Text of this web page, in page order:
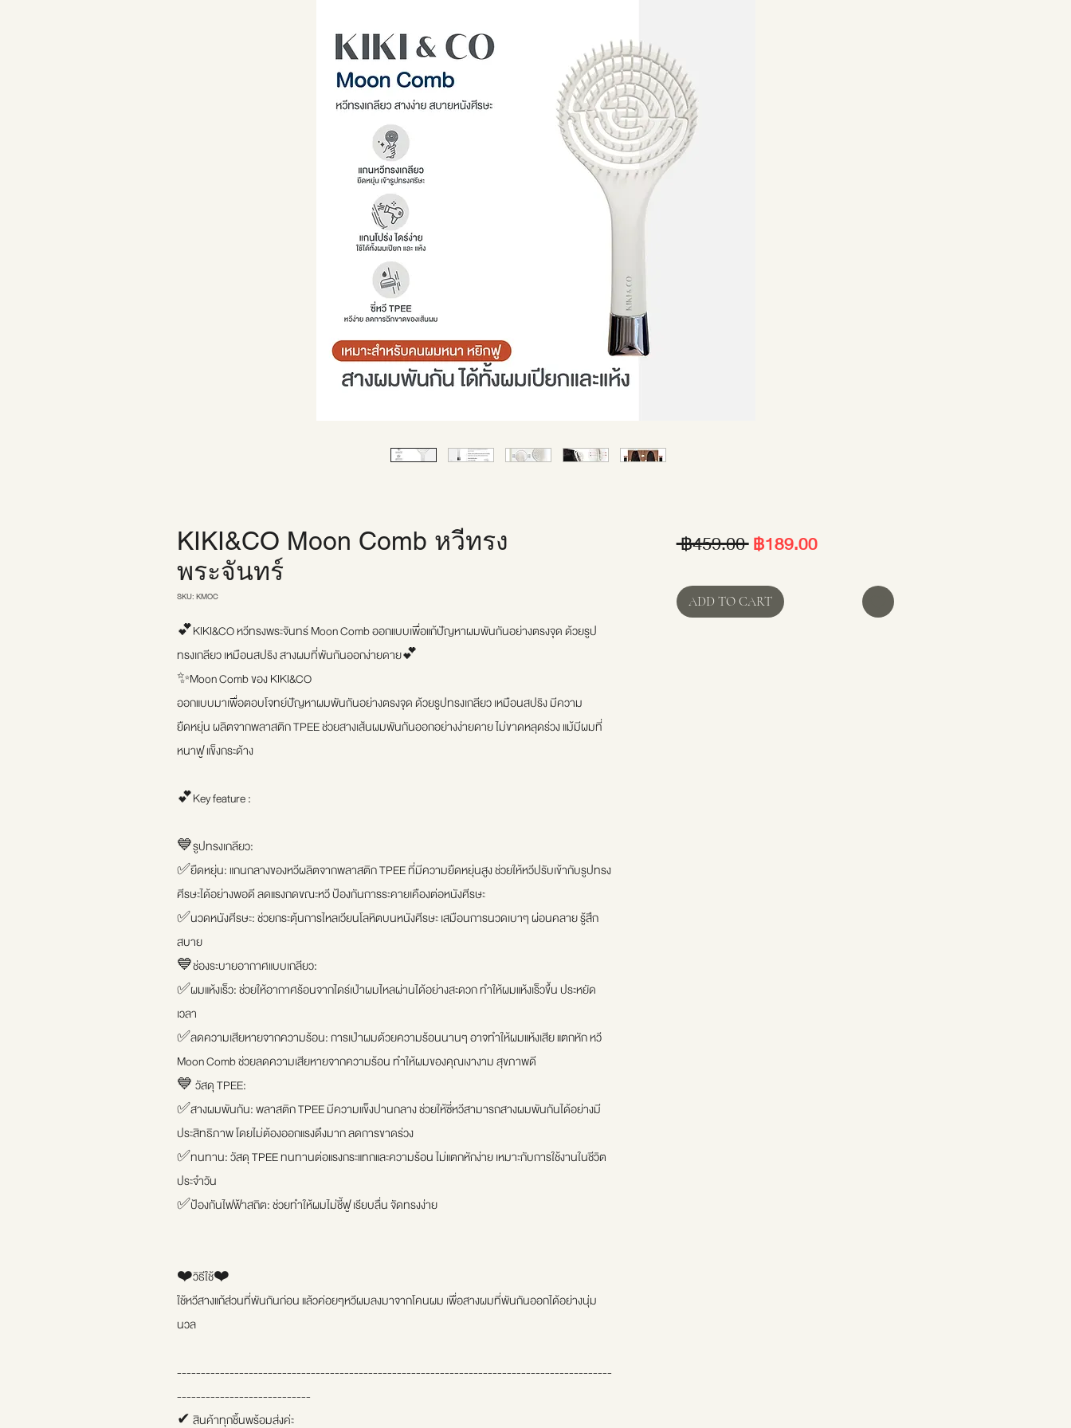
KIKI&CO Moon Comb หวีทรง
พระจันทร์
SKU: KMOC
💕KIKI&CO หวีทรงพระจันทร์ Moon Comb ออกแบบเพื่อแก้ปัญหาผมพันกันอย่างตรงจุด ด้วยรูป
ทรงเกลียว เหมือนสปริง สางผมที่พันกันออกง่ายดาย💕
✨Moon Comb ของ KIKI&CO
ออกแบบมาเพื่อตอบโจทย์ปัญหาผมพันกันอย่างตรงจุด ด้วยรูปทรงเกลียว เหมือนสปริง มีความ
ยืดหยุ่น ผลิตจากพลาสติก TPEE ช่วยสางเส้นผมพันกันออกอย่างง่ายดาย ไม่ขาดหลุดร่วง แม้มีผมที่
หนาฟู แข็งกระด้าง
💕Key feature :
💙รูปทรงเกลียว:
✅ยืดหยุ่น: แกนกลางของหวีผลิตจากพลาสติก TPEE ที่มีความยืดหยุ่นสูง ช่วยให้หวีปรับเข้ากับรูปทรง
ศีรษะได้อย่างพอดี ลดแรงกดขณะหวี ป้องกันการระคายเคืองต่อหนังศีรษะ
✅นวดหนังศีรษะ: ช่วยกระตุ้นการไหลเวียนโลหิตบนหนังศีรษะ เสมือนการนวดเบาๆ ผ่อนคลาย รู้สึก
สบาย
💙ช่องระบายอากาศแบบเกลียว:
✅ผมแห้งเร็ว: ช่วยให้อากาศร้อนจากไดร์เป่าผมไหลผ่านได้อย่างสะดวก ทำให้ผมแห้งเร็วขึ้น ประหยัด
เวลา
✅ลดความเสียหายจากความร้อน: การเป่าผมด้วยความร้อนนานๆ อาจทำให้ผมแห้งเสีย แตกหัก หวี
Moon Comb ช่วยลดความเสียหายจากความร้อน ทำให้ผมของคุณเงางาม สุขภาพดี
💙 วัสดุ TPEE:
✅สางผมพันกัน: พลาสติก TPEE มีความแข็งปานกลาง ช่วยให้ซี่หวีสามารถสางผมพันกันได้อย่างมี
ประสิทธิภาพ โดยไม่ต้องออกแรงดึงมาก ลดการขาดร่วง
✅ทนทาน: วัสดุ TPEE ทนทานต่อแรงกระแทกและความร้อน ไม่แตกหักง่าย เหมาะกับการใช้งานในชีวิต
ประจำวัน
✅ป้องกันไฟฟ้าสถิต: ช่วยทำให้ผมไม่ชี้ฟู เรียบลื่น จัดทรงง่าย
❤️วิธีใช้❤️
ใช้หวีสางแก้ส่วนที่พันกันก่อน แล้วค่อยๆหวีผมลงมาจากโคนผม เพื่อสางผมที่พันกันออกได้อย่างนุ่ม
นวล
-------------------------------------------------------------------------------------------
----------------------------
✔ สินค้าทุกชิ้นพร้อมส่งค่ะ
฿459.00 ราคา
฿189.00ราคา
ADD TO CART